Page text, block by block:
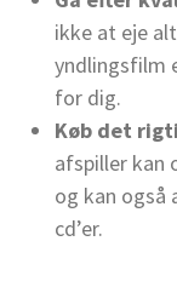
ikke at eje
yndlingsfilm
for dig.
Køb det
afspiller kan
og kan også
cd’er.